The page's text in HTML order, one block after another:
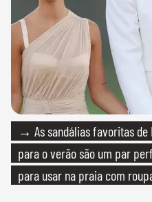
→ As sandálias favoritas de
para o verão são um par
para usar na praia com